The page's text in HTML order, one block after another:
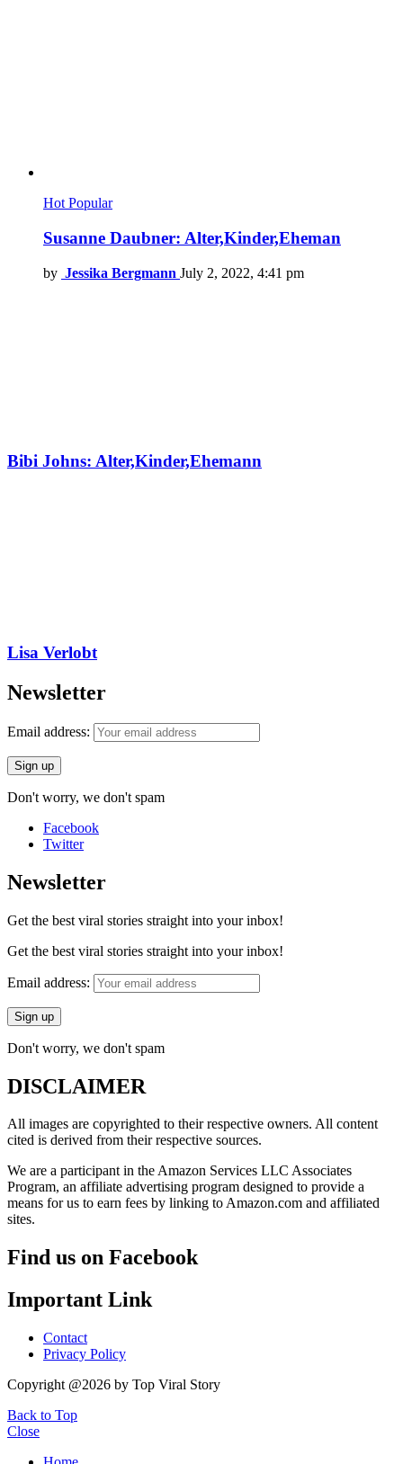
HotPopular
Susanne Daubner: Alter,Kinder,Eheman
by Jessika Bergmann July 2, 2022, 4:41 pm
Bibi Johns: Alter,Kinder,Ehemann
Lisa Verlobt
Newsletter
Email address:
Don't worry, we don't spam
Facebook
Twitter
Newsletter
Get the best viral stories straight into your inbox!
Get the best viral stories straight into your inbox!
Email address:
Don't worry, we don't spam
DISCLAIMER
All images are copyrighted to their respective owners. All content
cited is derived from their respective sources.
We are a participant in the Amazon Services LLC Associates
Program, an affiliate advertising program designed to provide a
means for us to earn fees by linking to Amazon.com and affiliated
sites.
Find us on Facebook
Important Link
Contact
Privacy Policy
Copyright @2026 by Top Viral Story
Back to Top
Close